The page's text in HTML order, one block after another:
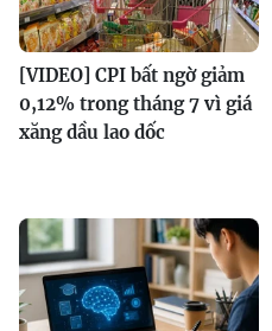
[VIDEO] CPI bất ngờ giảm
0,12% trong tháng 7 vì giá
xăng dầu lao dốc